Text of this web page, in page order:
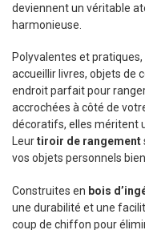
deviennent un véritable
harmonieuse.
Polyvalentes et
accueillir livres, objets de
endroit parfait pour
accrochées à côté de
décoratifs, elles méritent
Leurtiroir de rangement
vos objets personnels
Construites en bois
une durabilité et une
coup de chiffon pour